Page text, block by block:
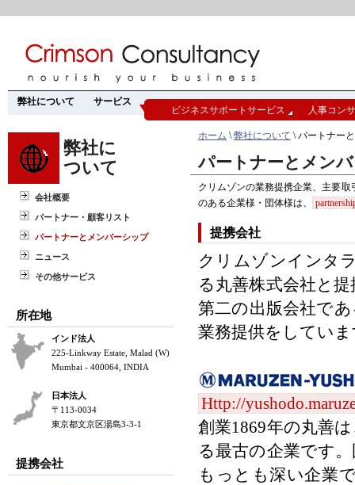
弊社について サービス
ビジネスサポートサービス 人事コン
弊社に
ついて
会社概要
パートナー・顧客リスト
パートナーとメンバーシップ
ニュース
その他サービス
所在地
インド法人
225-Linkway Estate, Malad (W)
Mumbai - 400064, INDIA
日本法人
〒113-0034
東京都文京区湯島3-3-1
提携会社
ホーム \弊社について \ パートナー
パートナーとメン
クリムゾンの業務提携企業、主要
のある企業様・団体様は、
提携会社
クリムゾンインタ
る丸善株式会社と
第二の出版会社で
業務提供をしてい
Http://
創業1869年の丸善
る最古の企業です
もっとも深い企業